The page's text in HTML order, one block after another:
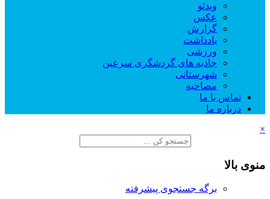
ویدئو
عکس
گزارش
یادداشت
ورزشی
جاذبه های گردشگری سرعین
شهرستانی
مصاحبه
تماس با ما
درباره ما
×
منوی بالا
برگه جستجوی پیشرفته